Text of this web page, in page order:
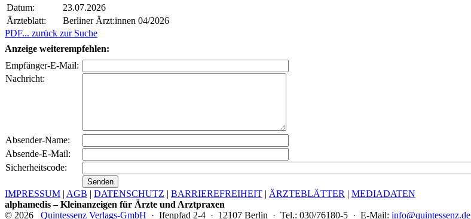
Datum:
23.07.2026
Ärzteblatt:
Berliner Ärzt:innen 04/2026
PDF... zurück zur Suche
Anzeige weiterempfehlen:
Empfänger-E-Mail:
Nachricht:
Absender-Name:
Absende-E-Mail:
Sicherheitscode:
IMPRESSUM | AGB | DATENSCHUTZ | BARRIEREFREIHEIT | ÄRZTEBLÄTTER | MEDIADATEN
alphamedis – Kleinanzeigen für Ärzte und Arztpraxen
© 2026 Quintessenz Verlags-GmbH · Ifenpfad 2-4 · 12107 Berlin · Tel.: 030/76180-5 · E-Mail: info@quintessenz.de